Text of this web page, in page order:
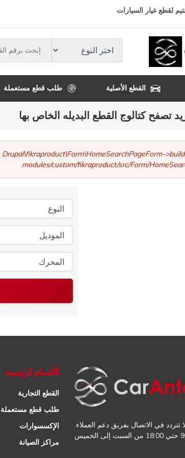
لقطع غيار السيارات
القطع الأصلية طلب قطع مستعملة
تصفح كتالوج القطع البديله الخاص بها
Drupal\fikraproduct\Form\HomeSearchPageForm-
modules/custom/fikraproduct/src/Form/
النوع
الموديل
المحرك
تتردد في الاتصال بفريق دعم العملاء.
الأقسام الرئيسية
القطع التجارية
طلب قطع مستعملة
الإكسسوارات
مراكز الصيانة